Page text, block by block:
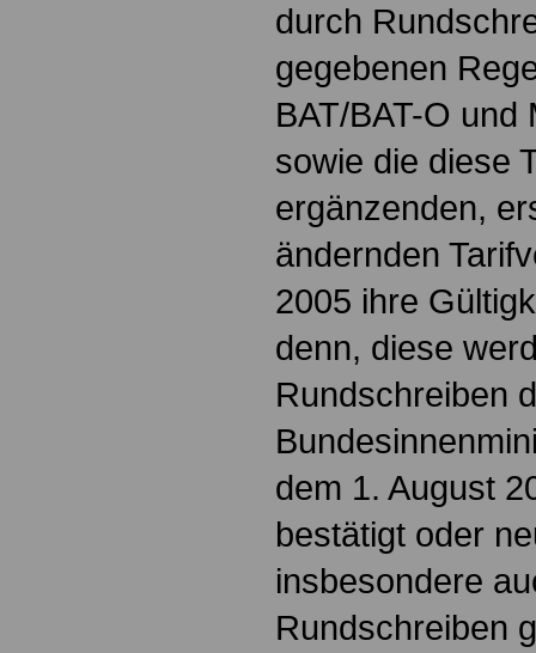
durch
gegebenen
BAT/BAT-O und
sowie die diese
ergänzenden,
ändernden
2005 ihre
denn, diese
Rundschreiben
dem 1. August
bestätigt oder
insbesondere
Rundschreiben